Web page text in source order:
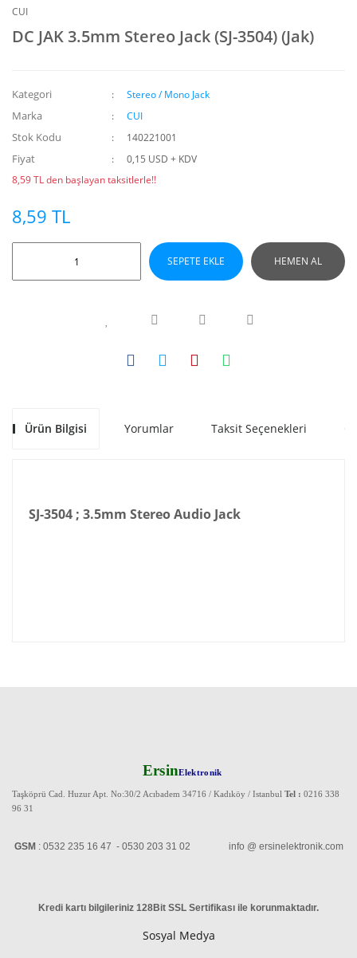
CUI
DC JAK 3.5mm Stereo Jack (SJ-3504) (Jak)
Kategori Stereo / Mono Jack
Marka CUI
Stok Kodu 140221001
Fiyat
0,15 USD + KDV
8,59 TL den başlayan taksitlerle!!
8,59 TL
SEPETE EKLE HEMEN AL
Ürün Bilgisi Yorumlar Taksit Seçenekleri
SJ-3504 ; 3.5mm Stereo Audio Jack
ErsinElektronik
Taşköprü Cad. Huzur Apt. No:30/2 Acıbadem 34716 / Kadıköy / Istanbul Tel : 0216 338
96 31
GSM : 0532 235 16 47 - 0530 203 31 02 info @ ersinelektronik.com
Kredi kartı bilgileriniz 128Bit SSL Sertifikası ile korunmaktadır.
Sosyal Medya